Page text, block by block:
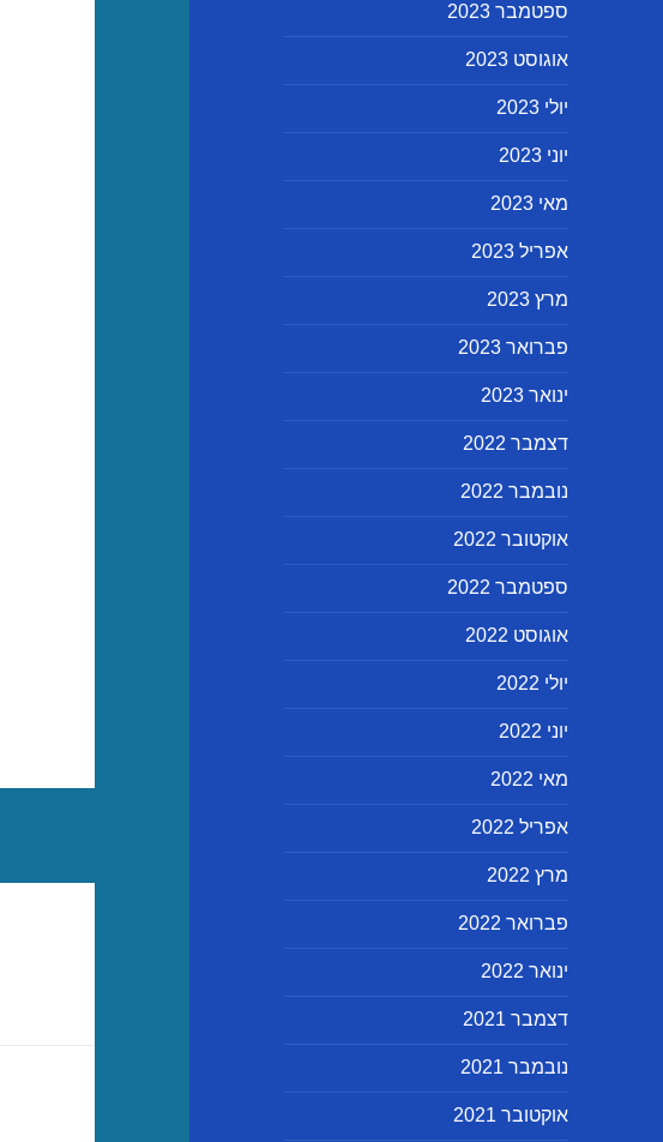
ספטמבר 2023
אוגוסט 2023
יולי 2023
יוני 2023
מאי 2023
אפריל 2023
מרץ 2023
פברואר 2023
ינואר 2023
דצמבר 2022
נובמבר 2022
אוקטובר 2022
ספטמבר 2022
אוגוסט 2022
יולי 2022
יוני 2022
מאי 2022
אפריל 2022
מרץ 2022
פברואר 2022
ינואר 2022
דצמבר 2021
נובמבר 2021
אוקטובר 2021